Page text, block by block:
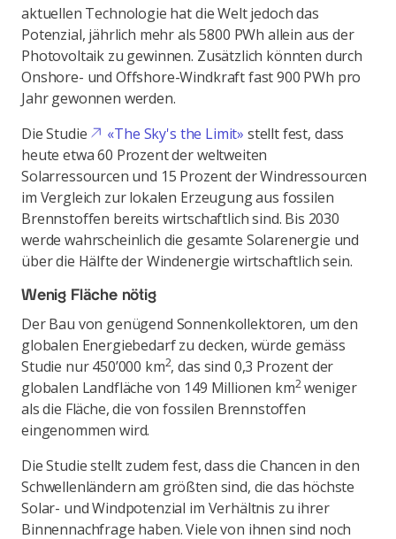
aktuellen Technologie hat die Welt jedoch das
Potenzial, jährlich mehr als 5800 PWh allein aus der
Photovoltaik zu gewinnen. Zusätzlich könnten durch
Onshore- und Offshore-Windkraft fast 900 PWh pro
Jahr gewonnen werden.
Die Studie
«The Sky's the Limit» stellt fest, dass
heute etwa 60 Prozent der weltweiten
Solarressourcen und 15 Prozent der Windressourcen
im Vergleich zur lokalen Erzeugung aus fossilen
Brennstoffen bereits wirtschaftlich sind. Bis 2030
werde wahrscheinlich die gesamte Solarenergie und
über die Hälfte der Windenergie wirtschaftlich sein.
Wenig Fläche nötig
Der Bau von genügend Sonnenkollektoren, um den
globalen Energiebedarf zu decken, würde gemäss
Studie nur 450’000 km2, das sind 0,3 Prozent der
globalen Landfläche von 149 Millionen km2weniger
als die Fläche, die von fossilen Brennstoffen
eingenommen wird.
Die Studie stellt zudem fest, dass die Chancen in den
Schwellenländern am größten sind, die das höchste
Solar- und Windpotenzial im Verhältnis zu ihrer
Binnennachfrage haben. Viele von ihnen sind noch